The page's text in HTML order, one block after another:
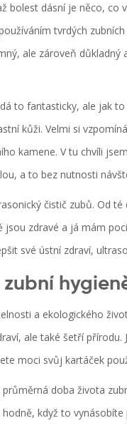
bolest dásní je něco,
tvrdých
ale zároveň
to fantasticky, ale jak
kůži. Velmi si
kamene. V tu chvíli
a to bez nutnosti
čistič zubů. Od
jsou zdravé a já mám
své ústní zdraví,
a ekologického
ale také šetří
moci svůj kartáček
doba života
když to